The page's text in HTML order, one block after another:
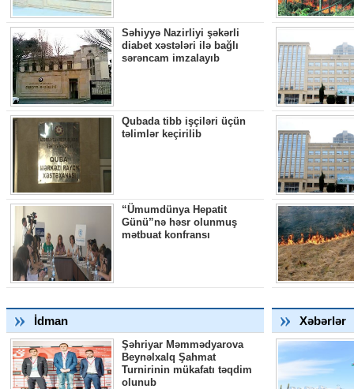
Səhiyyə Nazirliyi şəkərli
diabet xəstələri ilə bağlı
sərəncam imzalayıb
Qubada tibb işçiləri üçün
təlimlər keçirilib
“Ümumdünya Hepatit
Günü”nə həsr olunmuş
mətbuat konfransı
İdman
Şəhriyar Məmmədyarova
Beynəlxalq Şahmat
Turnirinin mükafatı təqdim
olunub
Xəbərlər